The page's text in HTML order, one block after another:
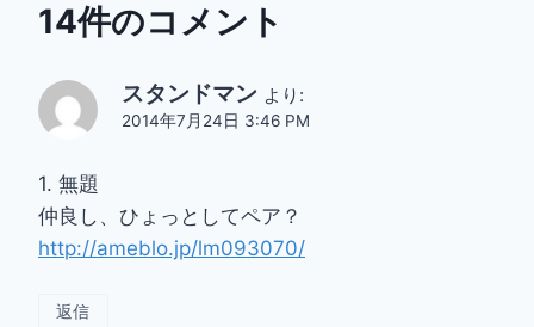
14件のコメント
スタンドマン より:
2014年7月24日 3:46 PM
1. 無題
仲良し、ひょっとしてペア？
http://ameblo.jp/lm093070/
返信